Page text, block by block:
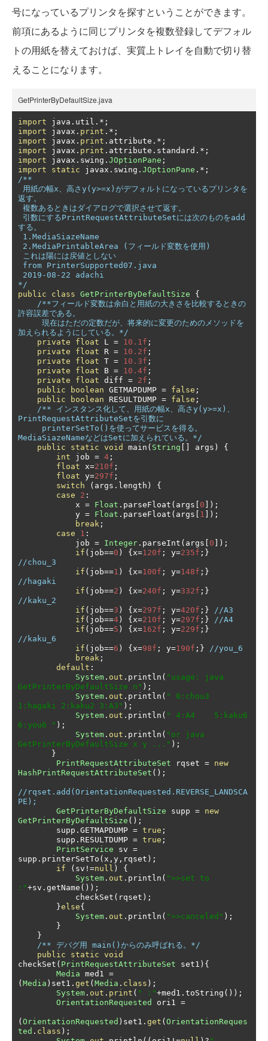
号になっているプリンタを探すということができます。
前項にあるように同じプリンタを複数登録してデフォル
トの用紙を替えておけば、実質上トレイを自動で切り替
えることになります。
GetPrinterByDefaultSize.java
import java . util .*;
import javax . print .*;
import javax . print . attribute .*;
import javax . print . attribute . standard .*;
import javax . swing . JOptionPane ;
import
static javax . swing . JOptionPane .*;
/**
返す。
する。
*/
public
class GetPrinterByDefaultSize
{
/**フィールド変数は余白と用紙の大きさを比較するときの
許容誤差である。
加えられるようにしている。*/
private
float L = 10.1f ;
private
float R = 10.2f ;
private
float T = 10.3f ;
private
float B = 10.4f ;
private
float diff = 2f ;
public
boolean GETMAPDUMP = false ;
public
boolean RESULTDUMP = false ;
/** インスタンス化して、用紙の幅x、高さy(y>=x)、
PrintRequestAttributeSetを引数に
MediaSiazeNameなどはSetに加えられている。*/
public
static void main ( String args )
{
int job = 4 ;
float x=210f ;
float y=297f ;
switch
( args . length )
{
case
2 :
            x
= Float . parseFloat ( args 0 ]);
            y
= Float . parseFloat ( args 1 ]);
break ;
case
1 :
            job
= Integer . parseInt ( args 0 ]);
if ( job==0 ) { x=120f ; y=235f ;}
//chou_3
if ( job==1 ) { x=100f ; y=148f ;}
//hagaki
if ( job==2 ) { x=240f ; y=332f ;}
//kaku_2
if ( job==3 ) { x=297f ; y=420f ;}
//A3
if ( job==4 ) { x=210f ; y=297f ;}
//A4
if ( job==5 ) { x=162f ; y=229f ;}
//kaku_6
if ( job==6 ) { x=98f ; y=190f ;}
//you_6
break ;
default :
System . out . println ( "usage: java
GetPrinterByDefaultSize n" );
System . out . println ( " 0:chou3
1:hagaki 2:kaku2 3:A3" );
System . out . println ( " 4:A4    5:kaku6
6:you6 " );
System . out . println ( "or java
GetPrinterByDefaultSize x y ..." );
}
PrintRequestAttributeSet rqset = new
HashPrintRequestAttributeSet ();
//rqset.add(OrientationRequested.REVERSE_LANDSCA
PE);
GetPrinterByDefaultSize supp = new
GetPrinterByDefaultSize ();
        supp
. GETMAPDUMP = true ;
        supp
. RESULTDUMP = true ;
PrintService sv =
supp . printerSetTo ( x , y , rqset );
if
( sv !=null )
{
System . out . println ( ">>set to
:"+sv . getName ());
            checkSet
( rqset );
}else{
System . out . println ( ">>canceled" );
}
}
/** デバグ用 main()からのみ呼ばれる。*/
public
static void
checkSet ( PrintRequestAttributeSet set1 ){
Media med1 =
( Media ) set1 . get ( Media . class );
System . out . print ( " :"+med1 . toString ());
OrientationRequested
ori1 =
( OrientationRequested ) set1 . get ( OrientationReques
ted . class );